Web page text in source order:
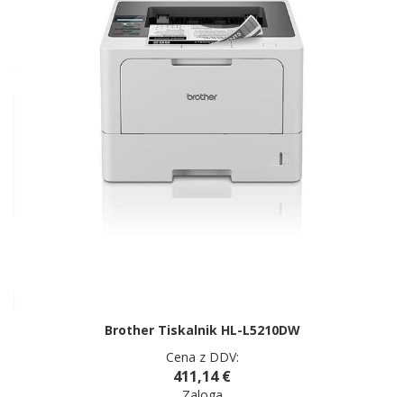
Brother Tiskalnik HL-L5210DW
Cena z DDV:
411,14 €